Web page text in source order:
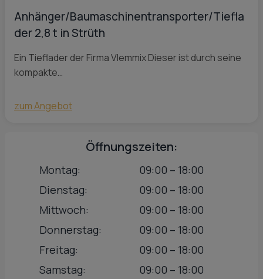
Anhänger/Baumaschinentransporter/Tiefla
der 2,8 t in Strüth
Ein Tieflader der Firma Vlemmix Dieser ist durch seine
kompakte…
zum Angebot
Öffnungszeiten:
Montag:
09:00 – 18:00
Dienstag:
09:00 – 18:00
Mittwoch:
09:00 – 18:00
Donnerstag:
09:00 – 18:00
Freitag:
09:00 – 18:00
Samstag:
09:00 – 18:00